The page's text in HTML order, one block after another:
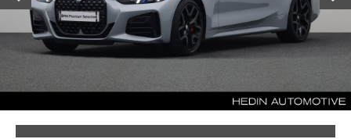
Maandprijs € 714,58
Offerte aanvraag